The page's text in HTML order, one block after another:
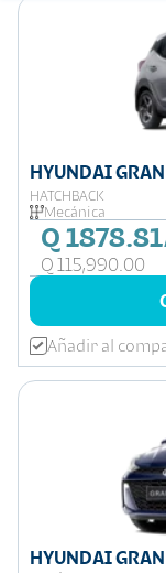
HYUNDAI
HATCHBACK
Mecánica
Q
Q 115,990.00
Añadir al
HYUNDAI